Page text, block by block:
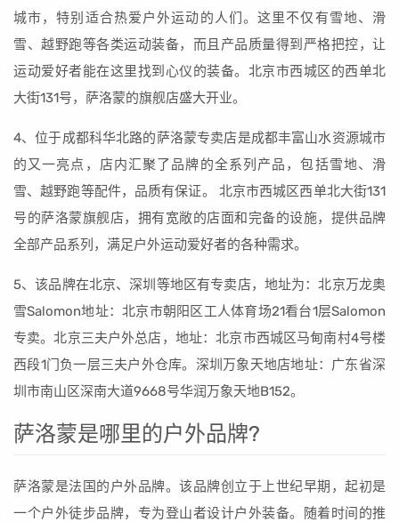
城市，特别适合热爱户外运动的人们。这里不仅有雪地、滑
雪、越野跑等各类运动装备，而且产品质量得到严格把控，让
运动爱好者能在这里找到心仪的装备。北京市西城区的西单北
大街131号，萨洛蒙的旗舰店盛大开业。
4、位于成都科华北路的萨洛蒙专卖店是成都丰富山水资源城市
的又一亮点，店内汇聚了品牌的全系列产品，包括雪地、滑
雪、越野跑等配件，品质有保证。 北京市西城区西单北大街131
号的萨洛蒙旗舰店，拥有宽敞的店面和完备的设施，提供品牌
全部产品系列，满足户外运动爱好者的各种需求。
5、该品牌在北京、深圳等地区有专卖店，地址为：北京万龙奥
雪Salomon地址：北京市朝阳区工人体育场21看台1层Salomon
专卖。北京三夫户外总店，地址：北京市西城区马甸南村4号楼
西段1门负一层三夫户外仓库。深圳万象天地店地址：广东省深
圳市南山区深南大道9668号华润万象天地B152。
萨洛蒙是哪里的户外品牌?
萨洛蒙是法国的户外品牌。该品牌创立于上世纪早期，起初是
一个户外徒步品牌，专为登山者设计户外装备。随着时间的推